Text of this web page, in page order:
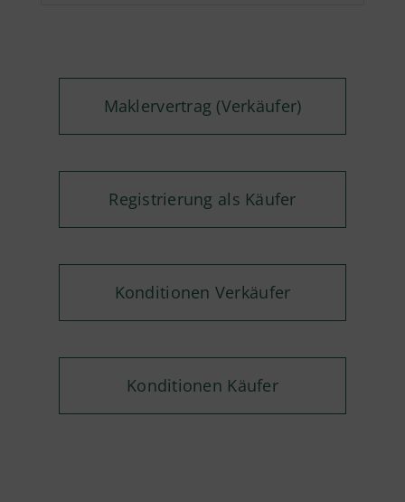
Maklervertrag (Verkäufer)
Registrierung als Käufer
Konditionen Verkäufer
Konditionen Käufer